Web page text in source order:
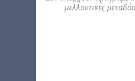
μελλοντικές